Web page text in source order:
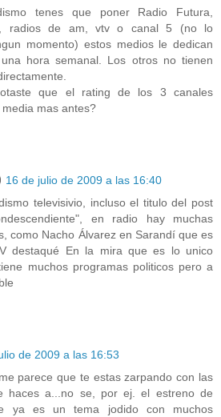
tenes que poner Radio Futura,
radios de am, vtv o canal 5 (no lo
momento) estos medios le dedican
hora semanal. Los otros no tienen
que el rating de los 3 canales
mas antes?
16 de julio de 2009 a las 16:40
televisivio, incluso el titulo del post
en radio hay muchas
como Nacho Álvarez en Sarandí que es
destaqué En la mira que es lo unico
muchos programas politicos pero a
de 2009 a las 16:53
parece que te estas zarpando con las
haces a...no se, por ej. el estreno de
ya es un tema jodido con muchos